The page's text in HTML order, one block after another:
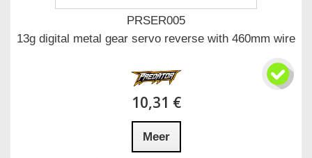
PRSER005
13g digital metal gear servo reverse with 460mm wire
10,31 €
Meer